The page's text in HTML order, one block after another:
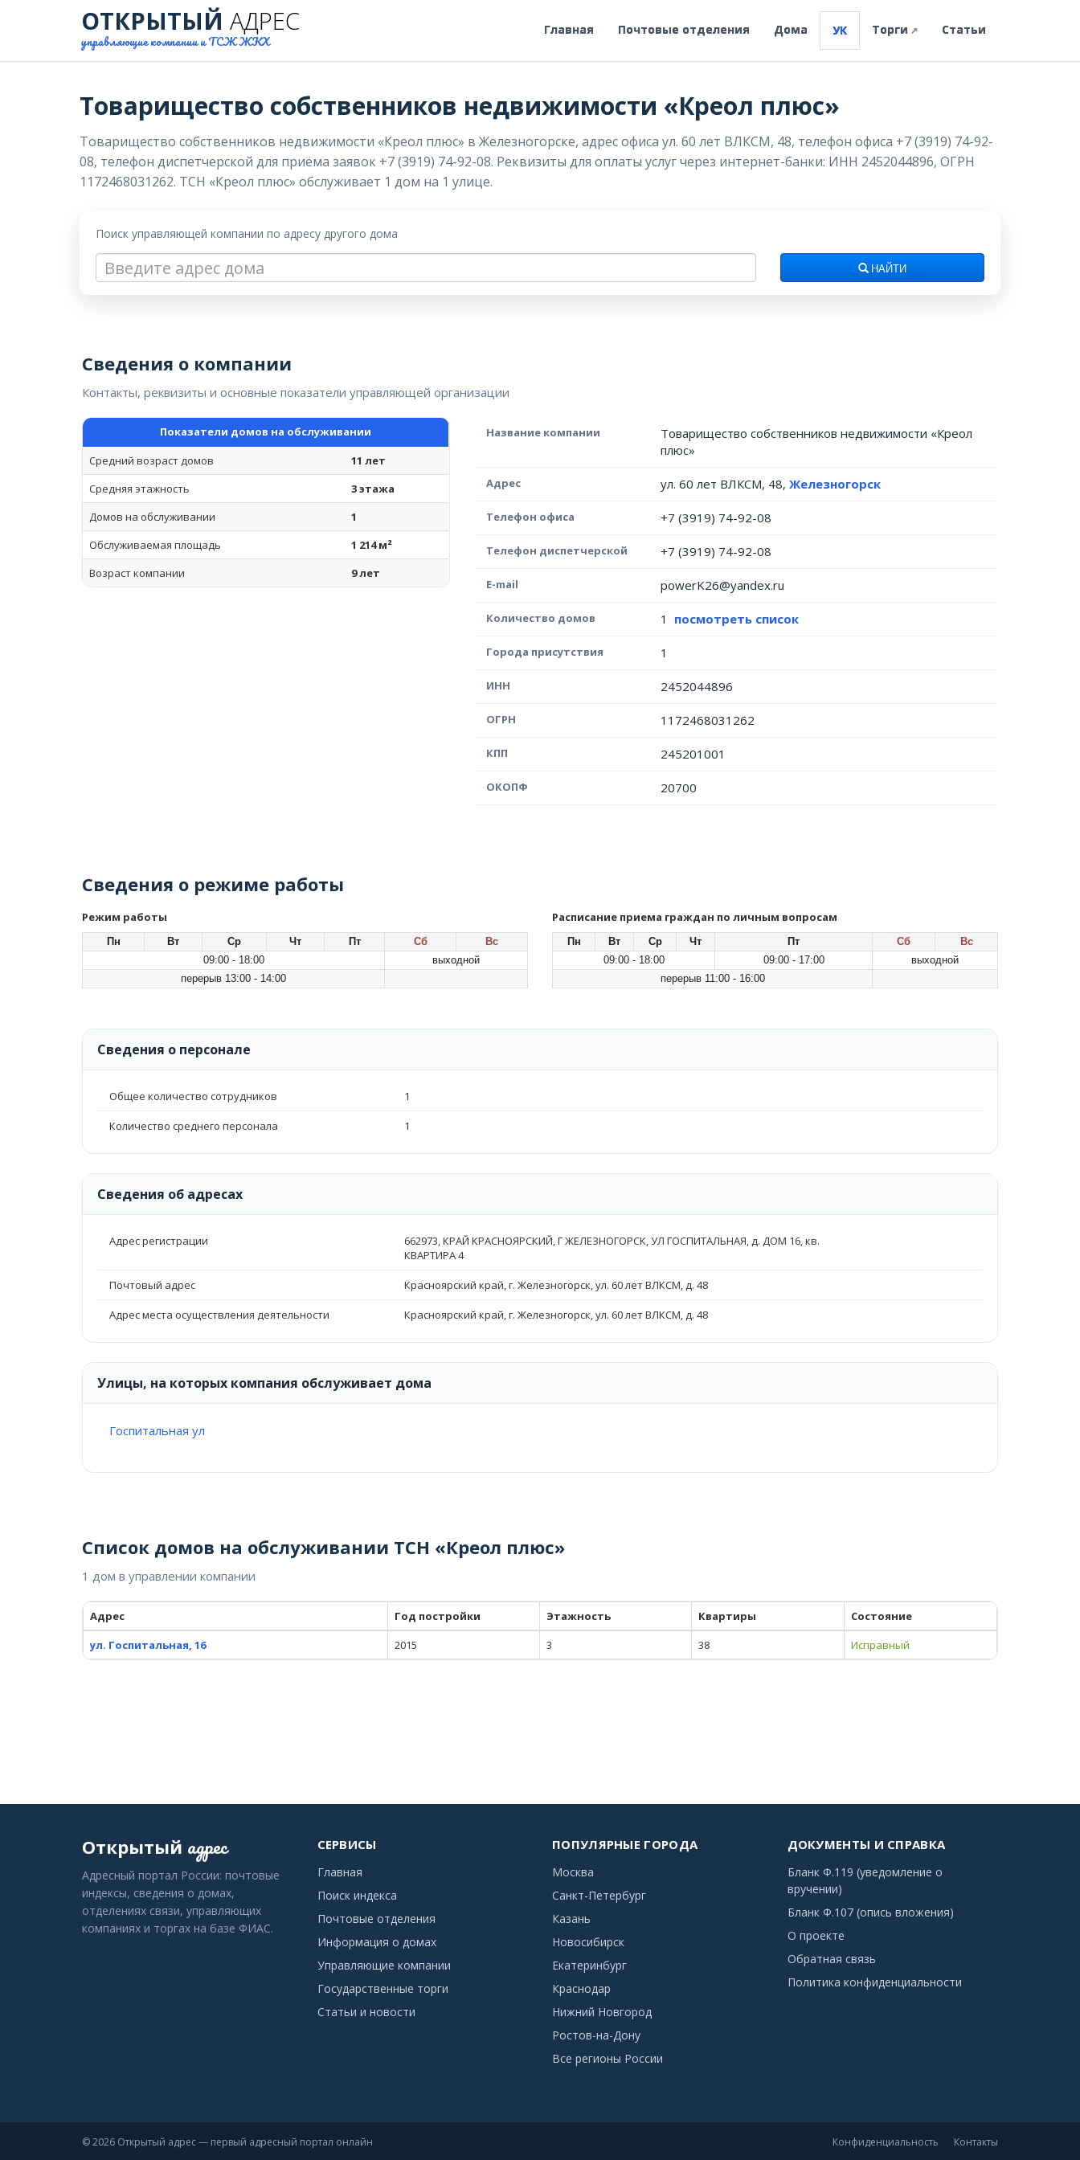
ОТКРЫТЫЙ АДРЕС
управляющие компании и ТСЖ ЖКХ
Главная Почтовые отделения Дома УК Торги ↗ Статьи
Товарищество собственников недвижимости «Креол плюс»
Товарищество собственников недвижимости «Креол плюс» в Железногорске, адрес офиса ул. 60 лет ВЛКСМ, 48, телефон офиса +7 (3919) 74-92-
08, телефон диспетчерской для приёма заявок +7 (3919) 74-92-08. Реквизиты для оплаты услуг через интернет-банки: ИНН 2452044896, ОГРН
1172468031262. ТСН «Креол плюс» обслуживает 1 дом на 1 улице.
Поиск управляющей компании по адресу другого дома
НАЙТИ
Сведения о компании
Контакты, реквизиты и основные показатели управляющей организации
Показатели домов на обслуживании
Средний возраст домов
11 лет
Средняя этажность
3 этажа
Домов на обслуживании
1
Обслуживаемая площадь
1 214 м²
Возраст компании
9 лет
Название компании
Товарищество собственников недвижимости «Креол
плюс»
Адрес ул. 60 лет ВЛКСМ, 48, Железногорск
Телефон офиса +7 (3919) 74-92-08
Телефон диспетчерской +7 (3919) 74-92-08
E-mail powerK26@yandex.ru
Количество домов 1 посмотреть список
Города присутствия 1
ИНН 2452044896
ОГРН 1172468031262
КПП 245201001
ОКОПФ 20700
Сведения о режиме работы
Режим работы
Пн Вт Ср Чт Пт Сб
Вс
09:00 - 18:00
выходной
перерыв 13:00 - 14:00
Расписание приема граждан по личным вопросам
Пн Вт Ср Чт Пт Сб
Вс
09:00 - 18:00
09:00 - 17:00
выходной
перерыв 11:00 - 16:00
Сведения о персонале
Общее количество сотрудников 1
Количество среднего персонала 1
Сведения об адресах
Адрес регистрации
662973, КРАЙ КРАСНОЯРСКИЙ, Г ЖЕЛЕЗНОГОРСК, УЛ ГОСПИТАЛЬНАЯ, д. ДОМ 16, кв.
КВАРТИРА 4
Почтовый адрес Красноярский край, г. Железногорск, ул. 60 лет ВЛКСМ, д. 48
Адрес места осуществления деятельности Красноярский край, г. Железногорск, ул. 60 лет ВЛКСМ, д. 48
Улицы, на которых компания обслуживает дома
Госпитальная ул
Список домов на обслуживании ТСН «Креол плюс»
1 дом в управлении компании
Адрес Год постройки Этажность Квартиры
Состояние
ул. Госпитальная, 16
2015 3 38 Исправный
Открытый адрес
Адресный портал России: почтовые
индексы, сведения о домах,
отделениях связи, управляющих
компаниях и торгах на базе ФИАС.
СЕРВИСЫ
Главная
Поиск индекса
Почтовые отделения
Информация о домах
Управляющие компании
Государственные торги
Статьи и новости
ПОПУЛЯРНЫЕ ГОРОДА
Москва
Санкт-Петербург
Казань
Новосибирск
Екатеринбург
Краснодар
Нижний Новгород
Ростов-на-Дону
Все регионы России
ДОКУМЕНТЫ И СПРАВКА
Бланк Ф.119 (уведомление о
вручении)
Бланк Ф.107 (опись вложения)
О проекте
Обратная связь
Политика конфиденциальности
© 2026 Открытый адрес — первый адресный портал онлайн Конфиденциальность Контакты